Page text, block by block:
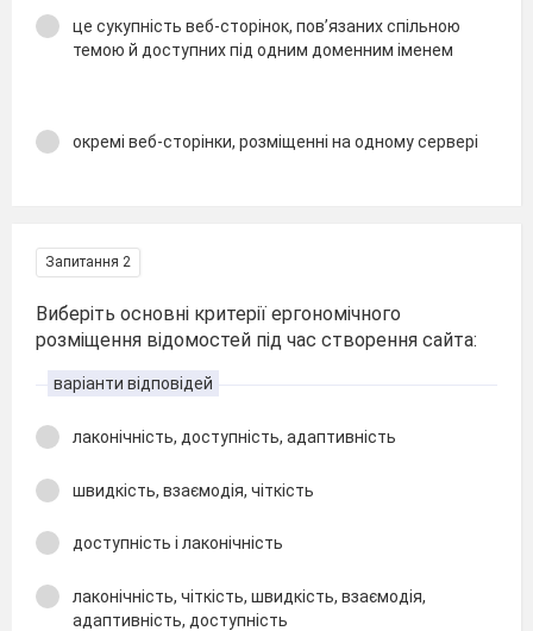
це сукупність веб-сторінок, пов’язаних спільною
темою й доступних під одним доменним іменем
окремі веб-сторінки, розміщенні на одному сервері
Запитання 2
Виберіть основні критерії ергономічного
розміщення відомостей під час створення сайта:
варіанти відповідей
лаконічність, доступність, адаптивність
швидкість, взаємодія, чіткість
доступність і лаконічність
лаконічність, чіткість, швидкість, взаємодія,
адаптивність, доступність